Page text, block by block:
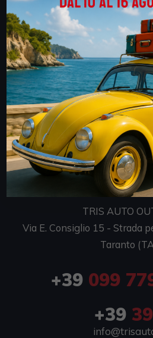
faces/pages/
Sedi
TRIS AUTO
Via E. Consiglio 7 - Strada
Taranto
P.IVA
TRIS AUTO
Via E. Consiglio 15 - Strada
Taranto
+39 099
+39